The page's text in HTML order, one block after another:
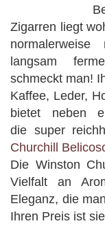
Zigarren liegt
langsam
schmeckt man!
Kaffee, Leder,
bietet neben
die super
Churchill
Die Winston
Vielfalt an
Eleganz, die
Ihren Preis ist